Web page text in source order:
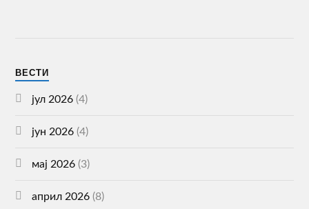
ВЕСТИ
јул 2026 (4)
јун 2026 (4)
мај 2026 (3)
април 2026 (8)